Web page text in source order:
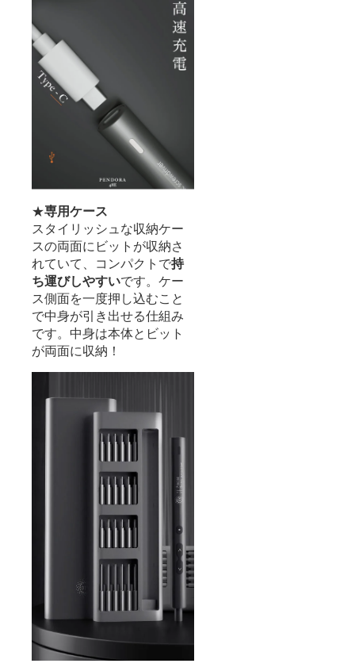
★専用ケース
スタイリッシュな収納ケー
スの両面にビットが収納さ
れていて、コンパクトで持
ち運びしやすいです。ケー
ス側面を一度押し込むこと
で中身が引き出せる仕組み
です。中身は本体とビット
が両面に収納！